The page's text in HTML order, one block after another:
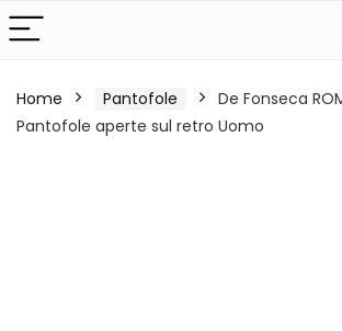
Home Pantofole
De Fonseca
Pantofole aperte sul retro Uomo